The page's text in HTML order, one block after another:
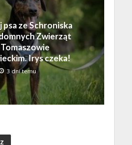
ze Schroniska
Zwierząt
Irys czeka!
3 dni temu